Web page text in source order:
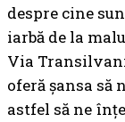
despre cine
iarbă de la
Via
oferă șansa să
astfel să ne